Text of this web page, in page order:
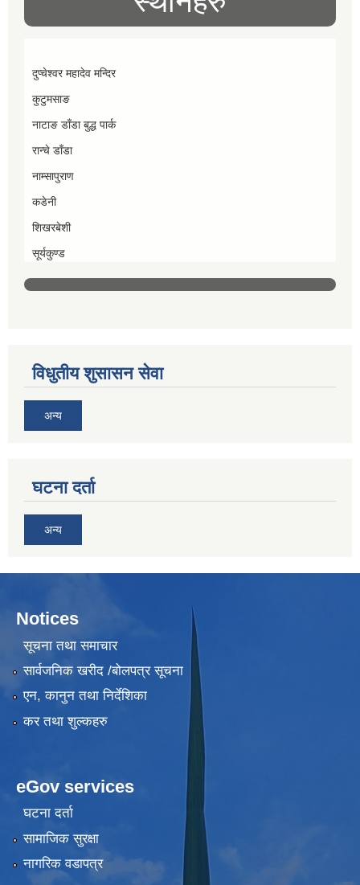
दुप्चेश्वर महादेव मन्दिर
कुटुमसाङ
नाटाङ डाँडा बुद्ध पार्क
रान्चे डाँडा
नाम्सापुराण
कडेनी
शिखरबेशी
सूर्यकुण्ड
विधुतीय शुसासन सेवा
अन्य
घटना दर्ता
अन्य
Notices
सूचना तथा समाचार
सार्वजनिक खरीद /बोलपत्र सूचना
एन, कानुन तथा निर्देशिका
कर तथा शुल्कहरु
eGov services
घटना दर्ता
सामाजिक सुरक्षा
नागरिक वडापत्र